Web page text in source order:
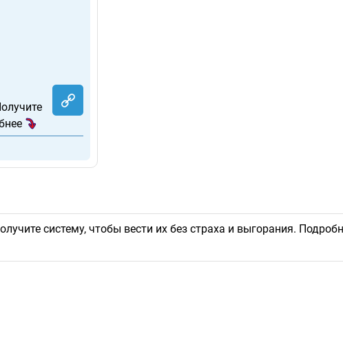
систему, чтобы вести их без страха и выгорания.